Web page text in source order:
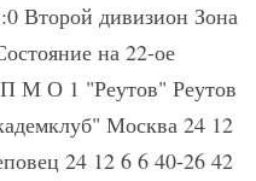
Второй дивизион Зона
на 22-ое
М О 1 "Реутов" Реутов
Москва 24 12
24 12 6 6 40-26 42